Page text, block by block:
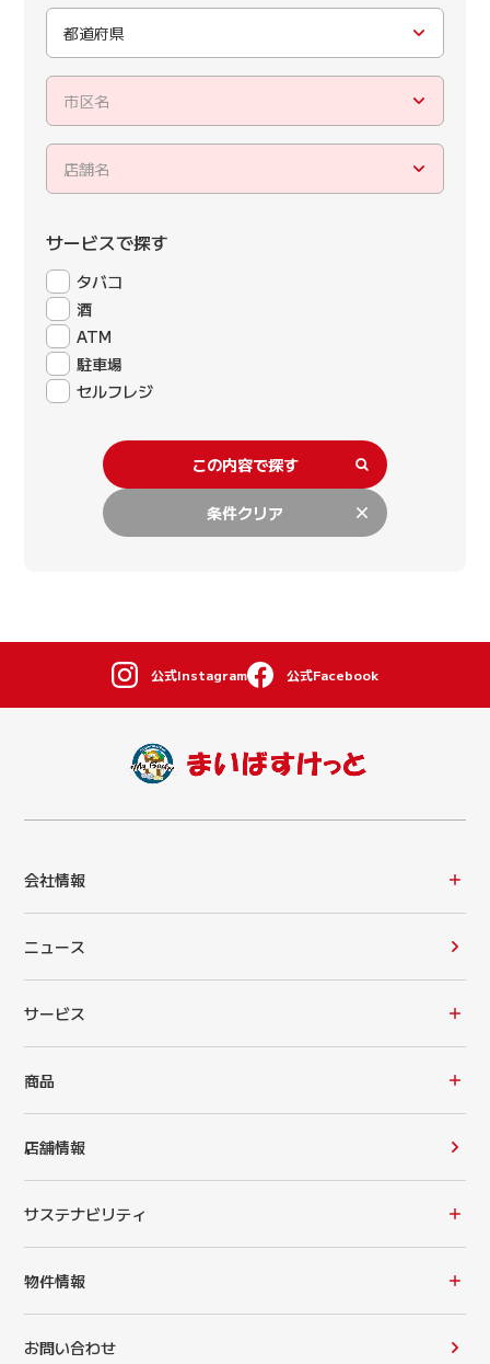
都道府県
市区名
店舗名
サービスで探す
タバコ
酒
ATM
駐車場
セルフレジ
この内容で探す
条件クリア
公式Instagram 公式Facebook
会社情報
ニュース
サービス
商品
店舗情報
サステナビリティ
物件情報
お問い合わせ